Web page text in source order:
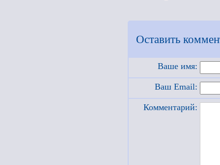
Оставить
Ваше имя:
Ваш Email:
Комментарий: